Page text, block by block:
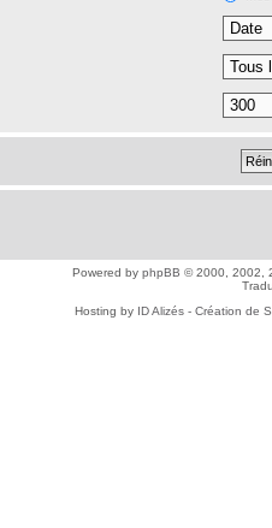
Powered by phpBB © 2000, 2002,
Hosting by ID Alizés - Création de